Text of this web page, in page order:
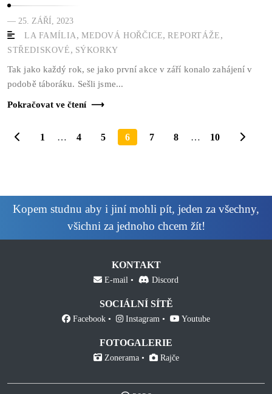
— 25. ZÁŘÍ, 2023
LA FAMÍLIA, MEDOVÁ HOŘČICE,REPORTÁŽE ,
STŘEDISKOVÉ , SÝKORKY
Tak jako každý rok, se jako první akce v září konalo zahájení v
podobě táboráku. Sešli jsme...
Pokračovat ve čtení
1 … 4 5 6 7 8 … 10
Kopem studnu aby i jiní mohli pít, jeden za všechny,
všichni za jednoho chcem žít!
KONTAKT
E-mail Discord
SOCIÁLNÍ SÍTĚ
Facebook Instagram Youtube
FOTOGALERIE
Zonerama Rajče